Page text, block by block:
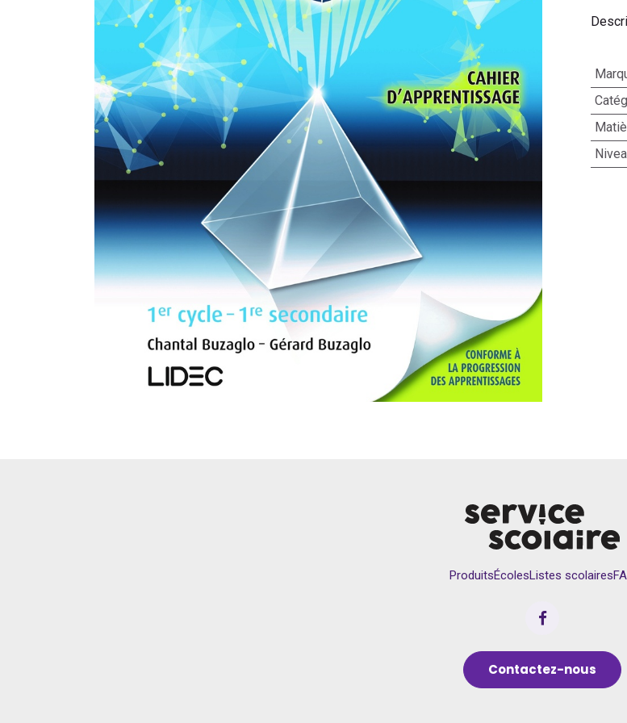
ProduitsÉcolesListes scolaires
Contactez-nous